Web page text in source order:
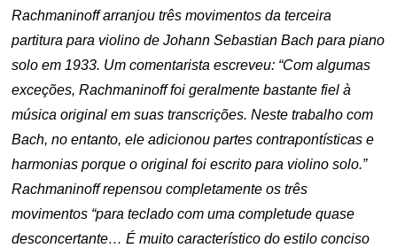
Rachmaninoff arranjou três movimentos da terceira
partitura para violino de Johann Sebastian Bach para piano
solo em 1933. Um comentarista escreveu: “Com algumas
exceções, Rachmaninoff foi geralmente bastante fiel à
música original em suas transcrições. Neste trabalho com
Bach, no entanto, ele adicionou partes contrapontísticas e
harmonias porque o original foi escrito para violino solo.”
Rachmaninoff repensou completamente os três
movimentos “para teclado com uma completude quase
desconcertante… É muito característico do estilo conciso